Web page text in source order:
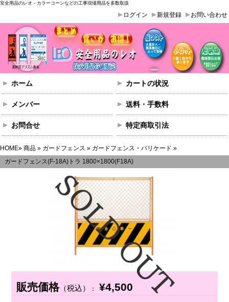
安全用品のレオ - カラーコーンなどの工事現場用品を多数取扱
お問い合わせ
新規登録
ログイン
ホーム カートの状況
メンバー 送料・手数料
お問合せ 特定商取引法
HOME» 商品 » ガードフェンス » ガードフェンス・バリケード »
ガードフェンス(F-18A)トラ 1800×1800(F18A)
販売価格（税込） ： ¥4,500